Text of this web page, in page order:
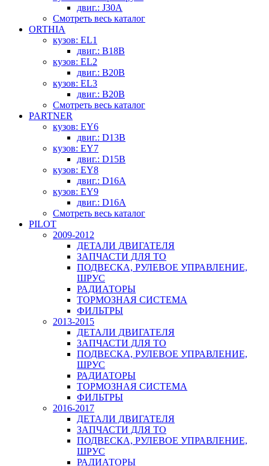
двиг.: J30A
Смотреть весь каталог
ORTHIA
кузов: EL1
двиг.: B18B
кузов: EL2
двиг.: B20B
кузов: EL3
двиг.: B20B
Смотреть весь каталог
PARTNER
кузов: EY6
двиг.: D13B
кузов: EY7
двиг.: D15B
кузов: EY8
двиг.: D16A
кузов: EY9
двиг.: D16A
Смотреть весь каталог
PILOT
2009-2012
ДЕТАЛИ ДВИГАТЕЛЯ
ЗАПЧАСТИ ДЛЯ ТО
ПОДВЕСКА, РУЛЕВОЕ УПРАВЛЕНИЕ,
ШРУС
РАДИАТОРЫ
ТОРМОЗНАЯ СИСТЕМА
ФИЛЬТРЫ
2013-2015
ДЕТАЛИ ДВИГАТЕЛЯ
ЗАПЧАСТИ ДЛЯ ТО
ПОДВЕСКА, РУЛЕВОЕ УПРАВЛЕНИЕ,
ШРУС
РАДИАТОРЫ
ТОРМОЗНАЯ СИСТЕМА
ФИЛЬТРЫ
2016-2017
ДЕТАЛИ ДВИГАТЕЛЯ
ЗАПЧАСТИ ДЛЯ ТО
ПОДВЕСКА, РУЛЕВОЕ УПРАВЛЕНИЕ,
ШРУС
РАДИАТОРЫ